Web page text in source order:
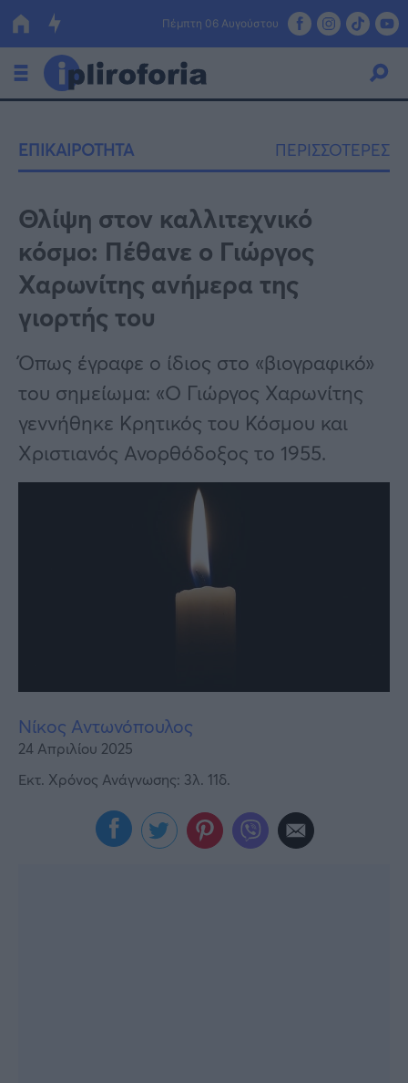
Πέμπτη 06 Αυγούστου
Οικονομία
Πολιτική
Τράπεζες
Επιδοτήσεις
ΕΣΠΑ
Κόσμος
Lifestyle
Αθλητικά
Υγεία
Γυναίκα
ΕΠΙΚΑΙΡΟΤΗΤΑ ΠΕΡΙΣΣΟΤΕΡΕΣ
Θλίψη στον καλλιτεχνικό
κόσμο: Πέθανε ο Γιώργος
Χαρωνίτης ανήμερα της
γιορτής του
Όπως έγραφε ο ίδιος στο «βιογραφικό»
του σημείωμα: «Ο Γιώργος Χαρωνίτης
γεννήθηκε Κρητικός του Κόσμου και
Χριστιανός Ανορθόδοξος το 1955.
Νίκος Αντωνόπουλος
24 Απριλίου 2025
Εκτ. Χρόνος Ανάγνωσης: 3λ. 11δ.